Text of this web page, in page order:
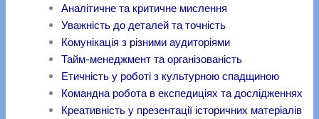
Аналітичне та критичне мислення
Уважність до деталей та точність
Комунікація з різними аудиторіями
Тайм-менеджмент та організованість
Етичність у роботі з культурною спадщиною
Командна робота в експедиціях та дослідженнях
Креативність у презентації історичних матеріалів